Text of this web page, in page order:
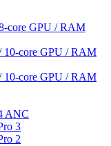
core GPU / RAM
10-core GPU / RAM
10-core GPU / RAM
ANC
3
2